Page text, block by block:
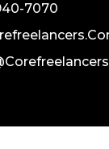
7070